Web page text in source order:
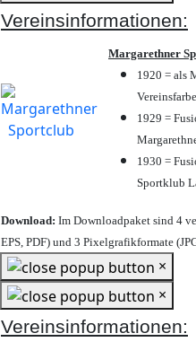
Vereinsinformationen:
Margarethner
1920 = als
1929 =
1930 =
Sportklub
Download: Im Downloadpaket sind 4
EPS, PDF) und 3 Pixelgrafikformate
×
×
Vereinsinformationen: